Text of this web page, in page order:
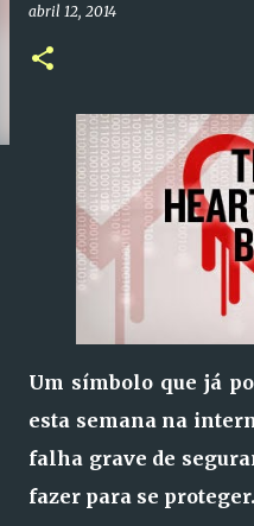
abril 12, 2014
Um símbolo que já
esta semana na
falha grave de
fazer para se proteger.